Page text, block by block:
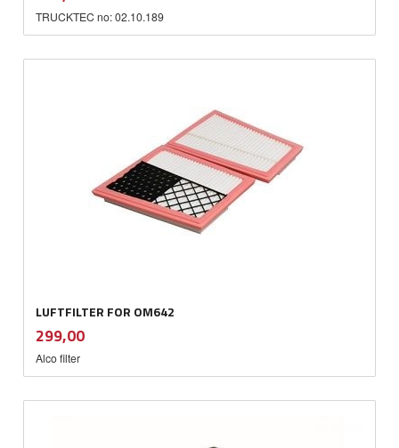
TRUCKTEC no: 02.10.189
LUFTFILTER FOR OM642
Pris
299,00mva.
Alco filter